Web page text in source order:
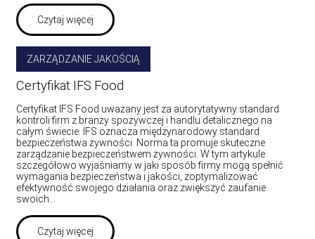
Czytaj więcej
ZARZĄDZANIE JAKOŚCIĄ
Certyfikat IFS Food
Certyfikat IFS Food uważany jest za autorytatywny standard
kontroli firm z branży spożywczej i handlu detalicznego na
całym świecie. IFS oznacza międzynarodowy standard
bezpieczeństwa żywności. Norma ta promuje skuteczne
zarządzanie bezpieczeństwem żywności. W tym artykule
szczegółowo wyjaśniamy w jaki sposób firmy mogą spełnić
wymagania bezpieczeństwa i jakości, zoptymalizować
efektywność swojego działania oraz zwiększyć zaufanie
swoich…
Czytaj więcej